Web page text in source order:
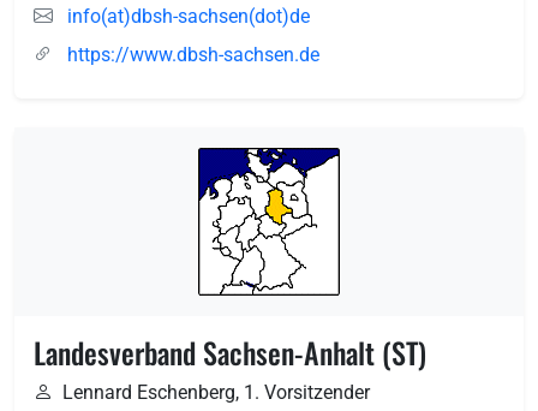
info(at)dbsh-sachsen(dot)de
https://www.dbsh-sachsen.de
Landesverband Sachsen-Anhalt (ST)
Lennard Eschenberg, 1. Vorsitzender